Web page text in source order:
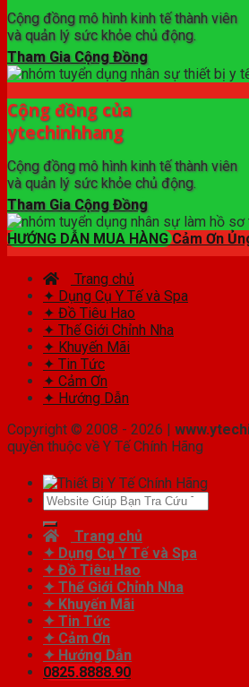
Cộng đồng mô hình kinh tế thành viên
và quản lý sức khỏe chủ động.
Tham Gia Cộng Đồng
Cộng đồng của
ytechinhhang
Cộng đồng mô hình kinh tế thành viên
và quản lý sức khỏe chủ động.
Tham Gia Cộng Đồng
HƯỚNG DẪN MUA HÀNG Cảm Ơn
Trang chủ
✦ Dụng Cụ Y Tế và Spa
✦ Đồ Tiêu Hao
✦ Thế Giới Chỉnh Nha
✦ Khuyến Mãi
✦ Tin Tức
✦ Cảm Ơn
✦ Hướng Dẫn
Copyright © 2008 - 2026 |
quyền thuộc về Y Tế Chính Hãng
Tìm
Trang chủ
✦ Dụng Cụ Y Tế và Spa
✦ Đồ Tiêu Hao
✦ Thế Giới Chỉnh Nha
✦ Khuyến Mãi
✦ Tin Tức
✦ Cảm Ơn
✦ Hướng Dẫn
0825.8888.90